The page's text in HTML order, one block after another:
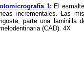
1: El
incrementales. Las
parte una laminilla
(CAD). 4X